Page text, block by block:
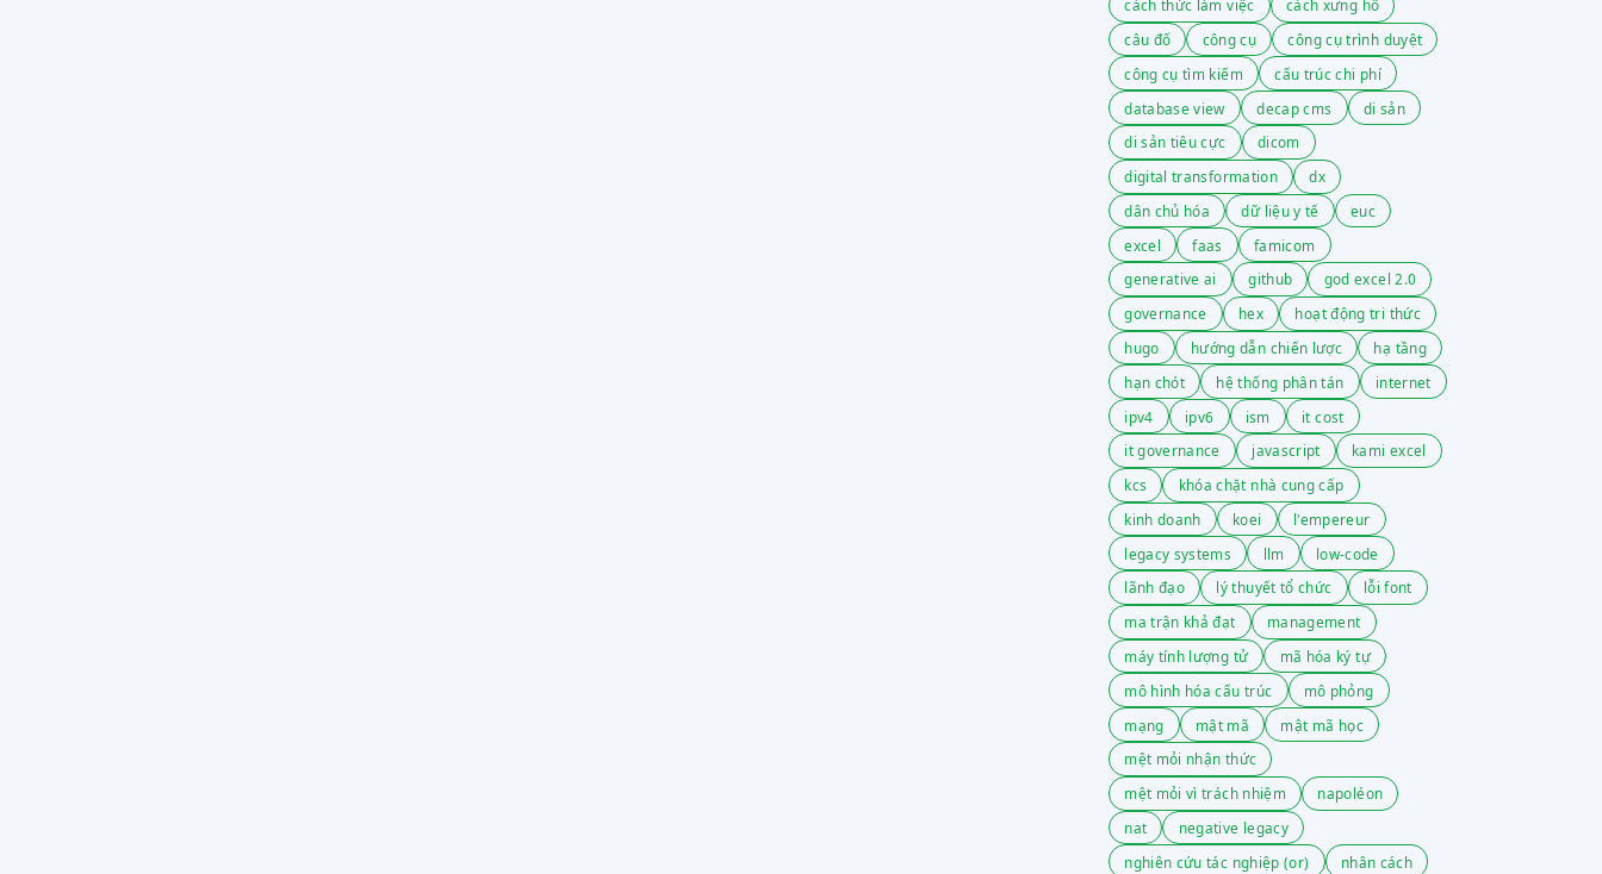
cách thức làm việc
cách xưng hô
câu đố
công cụ
công cụ trình duyệt
công cụ tìm kiếm
cấu trúc chi phí
database view
decap cms
di sản
di sản tiêu cực
dicom
digital transformation
dx
dân chủ hóa
dữ liệu y tế
euc
excel
faas
famicom
generative ai
github
god excel 2.0
governance
hex
hoạt động tri thức
hugo
hướng dẫn chiến lược
hạ tầng
hạn chót
hệ thống phân tán
internet
ipv4
ipv6 ism
it cost
it governance
javascript
kami excel
kcs
khóa chặt nhà cung cấp
kinh doanh
koei
l'empereur
legacy systems
llm
low-code
lãnh đạo
lý thuyết tổ chức
lỗi font
ma trận khả đạt
management
máy tính lượng tử
mã hóa ký tự
mô hình hóa cấu trúc
mô phỏng
mạng
mật mã
mật mã học
mệt mỏi nhận thức
mệt mỏi vì trách nhiệm
napoléon
nat
negative legacy
nghiên cứu tác nghiệp (or)
nhân cách